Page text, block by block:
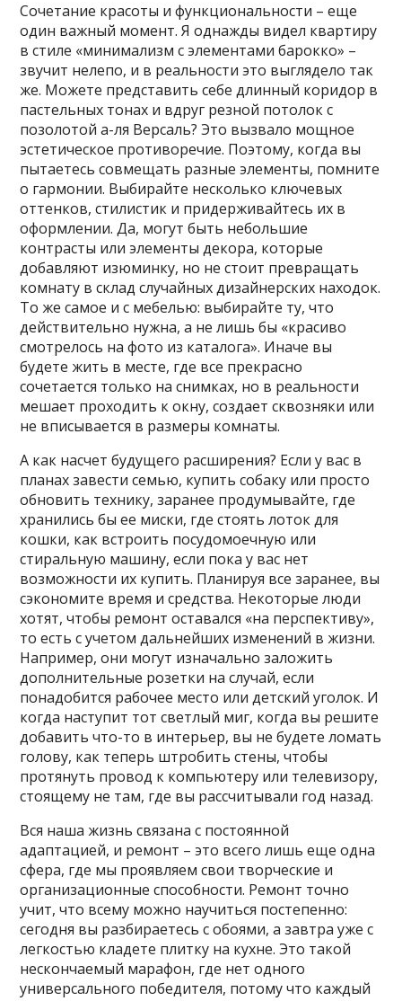
Сочетание красоты и функциональности – еще
один важный момент. Я однажды видел квартиру
в стиле «минимализм с элементами барокко» –
звучит нелепо, и в реальности это выглядело так
же. Можете представить себе длинный коридор в
пастельных тонах и вдруг резной потолок с
позолотой а-ля Версаль? Это вызвало мощное
эстетическое противоречие. Поэтому, когда вы
пытаетесь совмещать разные элементы, помните
о гармонии. Выбирайте несколько ключевых
оттенков, стилистик и придерживайтесь их в
оформлении. Да, могут быть небольшие
контрасты или элементы декора, которые
добавляют изюминку, но не стоит превращать
комнату в склад случайных дизайнерских находок.
То же самое и с мебелью: выбирайте ту, что
действительно нужна, а не лишь бы «красиво
смотрелось на фото из каталога». Иначе вы
будете жить в месте, где все прекрасно
сочетается только на снимках, но в реальности
мешает проходить к окну, создает сквозняки или
не вписывается в размеры комнаты.
А как насчет будущего расширения? Если у вас в
планах завести семью, купить собаку или просто
обновить технику, заранее продумывайте, где
хранились бы ее миски, где стоять лоток для
кошки, как встроить посудомоечную или
стиральную машину, если пока у вас нет
возможности их купить. Планируя все заранее, вы
сэкономите время и средства. Некоторые люди
хотят, чтобы ремонт оставался «на перспективу»,
то есть с учетом дальнейших изменений в жизни.
Например, они могут изначально заложить
дополнительные розетки на случай, если
понадобится рабочее место или детский уголок. И
когда наступит тот светлый миг, когда вы решите
добавить что-то в интерьер, вы не будете ломать
голову, как теперь штробить стены, чтобы
протянуть провод к компьютеру или телевизору,
стоящему не там, где вы рассчитывали год назад.
Вся наша жизнь связана с постоянной
адаптацией, и ремонт – это всего лишь еще одна
сфера, где мы проявляем свои творческие и
организационные способности. Ремонт точно
учит, что всему можно научиться постепенно:
сегодня вы разбираетесь с обоями, а завтра уже с
легкостью кладете плитку на кухне. Это такой
нескончаемый марафон, где нет одного
универсального победителя, потому что каждый